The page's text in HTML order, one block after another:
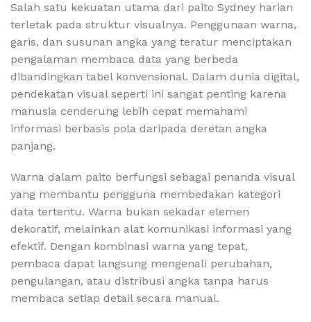
Salah satu kekuatan utama dari paito Sydney harian
terletak pada struktur visualnya. Penggunaan warna,
garis, dan susunan angka yang teratur menciptakan
pengalaman membaca data yang berbeda
dibandingkan tabel konvensional. Dalam dunia digital,
pendekatan visual seperti ini sangat penting karena
manusia cenderung lebih cepat memahami
informasi berbasis pola daripada deretan angka
panjang.
Warna dalam paito berfungsi sebagai penanda visual
yang membantu pengguna membedakan kategori
data tertentu. Warna bukan sekadar elemen
dekoratif, melainkan alat komunikasi informasi yang
efektif. Dengan kombinasi warna yang tepat,
pembaca dapat langsung mengenali perubahan,
pengulangan, atau distribusi angka tanpa harus
membaca setiap detail secara manual.